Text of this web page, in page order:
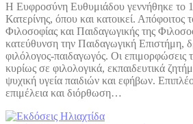
Η Ευφροσύνη Ευθυμιάδου γεννήθηκε το
Κατερίνης, όπου και κατοικεί. Απόφοιτος
Φιλοσοφίας και Παιδαγωγικής της
κατεύθυνση την Παιδαγωγική Επιστήμη,
φιλόλογος-παιδαγωγός. Οι επιμορφώσεις
κυρίως σε φιλολογικά, εκπαιδευτικά
ψυχική υγεία παιδιών και εφήβων.
επιμέλεια και διόρθωση…